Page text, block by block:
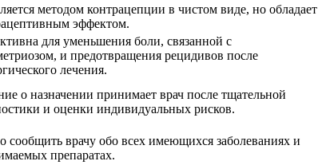
методом контрацепции в чистом виде, но обладает
эффектом.
для уменьшения боли, связанной с
и предотвращения рецидивов после
лечения.
о назначении принимает врач после тщательной
и оценки индивидуальных рисков.
сообщить врачу обо всех имеющихся заболеваниях и
препаратах.